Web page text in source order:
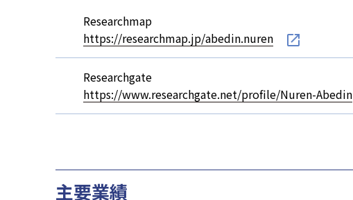
Researchmap
https://researchmap.jp/abedin.nuren
Researchgate
https://www.researchgate.net/profile/Nuren-Abedin
主要業績